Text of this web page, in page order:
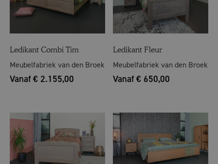
Ledikant Combi Tim
Meubelfabriek van den Broek
Vanaf € 2.155,00
Ledikant Fleur
Meubelfabriek van den Broek
Vanaf € 650,00